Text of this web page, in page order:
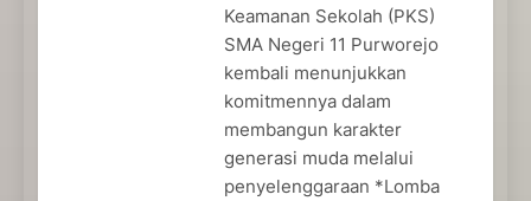
Keamanan Sekolah (PKS)
SMA Negeri 11 Purworejo
kembali menunjukkan
komitmennya dalam
membangun karakter
generasi muda melalui
penyelenggaraan *Lomba